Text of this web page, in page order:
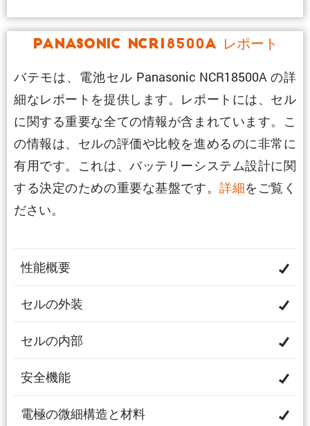
Panasonic NCR18500A レポート
バテモは、電池セル Panasonic NCR18500A の詳
細なレポートを提供します。レポートには、セル
に関する重要な全ての情報が含まれています。こ
の情報は、セルの評価や比較を進めるのに非常に
有用です。これは、バッテリーシステム設計に関
する決定のための重要な基盤です。詳細をご覧く
ださい。
性能概要
セルの外装
セルの内部
安全機能
電極の微細構造と材料